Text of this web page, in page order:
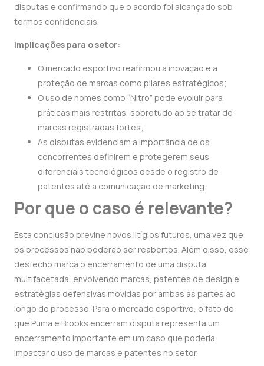
disputas e confirmando que o acordo foi alcançado sob
termos confidenciais.
Implicações para o setor:
O mercado esportivo reafirmou a inovação e a
proteção de marcas como pilares estratégicos;
O uso de nomes como “Nitro” pode evoluir para
práticas mais restritas, sobretudo ao se tratar de
marcas registradas fortes;
As disputas evidenciam a importância de os
concorrentes definirem e protegerem seus
diferenciais tecnológicos desde o registro de
patentes até a comunicação de marketing.
Por que o caso é relevante?
Esta conclusão previne novos litígios futuros, uma vez que
os processos não poderão ser reabertos. Além disso, esse
desfecho marca o encerramento de uma disputa
multifacetada, envolvendo marcas, patentes de design e
estratégias defensivas movidas por ambas as partes ao
longo do processo. Para o mercado esportivo, o fato de
que Puma e Brooks encerram disputa representa um
encerramento importante em um caso que poderia
impactar o uso de marcas e patentes no setor.